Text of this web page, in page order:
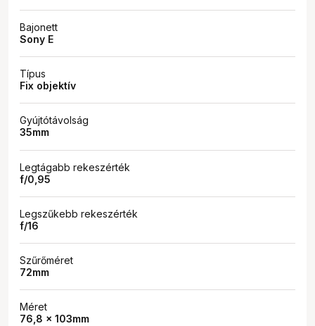
Bajonett
Sony E
Típus
Fix objektív
Gyújtótávolság
35mm
Legtágabb rekeszérték
f/0,95
Legszűkebb rekeszérték
f/16
Szűrőméret
72mm
Méret
76,8 x 103mm